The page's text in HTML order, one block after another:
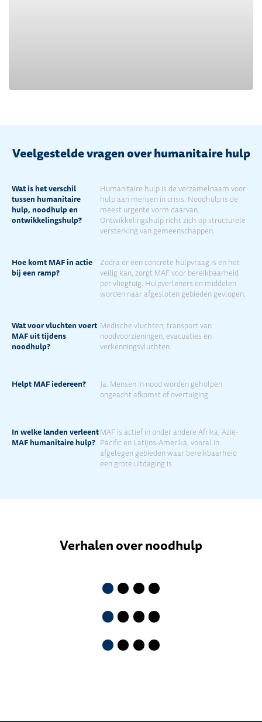
Veelgestelde vragen over humanitaire hulp
Wat is het verschil
tussen humanitaire
hulp, noodhulp en
ontwikkelingshulp?
Humanitaire hulp is de verzamelnaam voor
hulp aan mensen in crisis. Noodhulp is de
meest urgente vorm daarvan.
Ontwikkelingshulp richt zich op structurele
versterking van gemeenschappen.
Hoe komt MAF in actie
bij een ramp?
Zodra er een concrete hulpvraag is en het
veilig kan, zorgt MAF voor bereikbaarheid
per vliegtuig. Hulpverleners en middelen
worden naar afgesloten gebieden gevlogen.
Wat voor vluchten voert
MAF uit tijdens
noodhulp?
Medische vluchten, transport van
noodvoorzieningen, evacuaties en
verkenningsvluchten.
Helpt MAF iedereen?
Ja. Mensen in nood worden geholpen
ongeacht afkomst of overtuiging.
In welke landen verleent
MAF humanitaire hulp?
MAF is actief in onder andere Afrika, Azië-
Pacific en Latijns-Amerika, vooral in
afgelegen gebieden waar bereikbaarheid
een grote uitdaging is.
Verhalen over noodhulp